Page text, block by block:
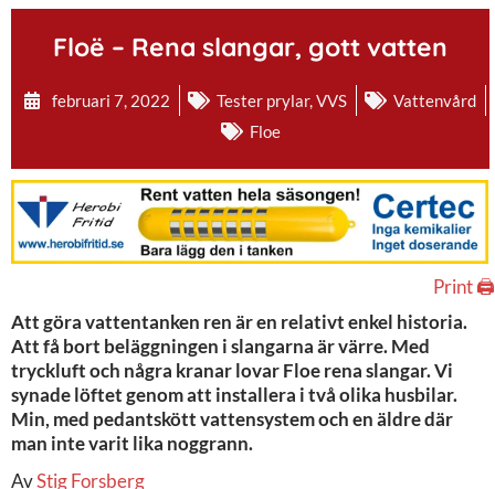
Floë – Rena slangar, gott vatten
februari 7, 2022 Tester prylar,VVS
Vattenvård
Floe
Print 🖨
Att göra vattentanken ren är en relativt enkel historia.
Att få bort beläggningen i slangarna är värre. Med
tryckluft och några kranar lovar Floe rena slangar. Vi
synade löftet genom att installera i två olika husbilar.
Min, med pedantskött vattensystem och en äldre där
man inte varit lika noggrann.
AvStig Forsberg